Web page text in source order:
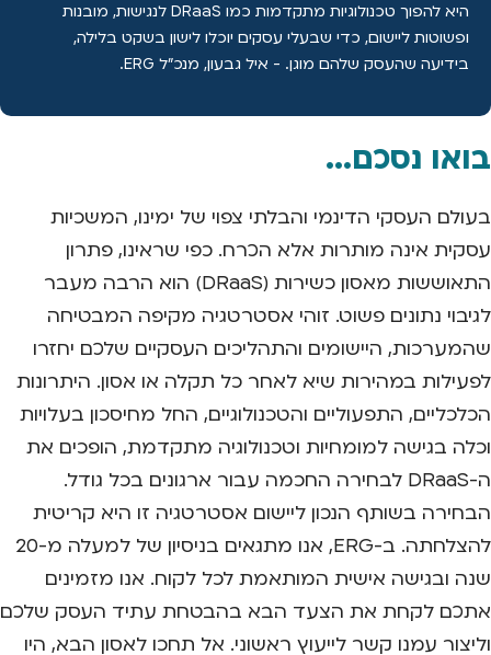
היא להפוך טכנולוגיות מתקדמות כמו DRaaS לנגישות, מובנות
ופשוטות ליישום, כדי שבעלי עסקים יוכלו לישון בשקט בלילה,
בידיעה שהעסק שלהם מוגן. - איל גבעון, מנכ"ל ERG.
בואו נסכם...
בעולם העסקי הדינמי והבלתי צפוי של ימינו, המשכיות
עסקית אינה מותרות אלא הכרח. כפי שראינו, פתרון
התאוששות מאסון כשירות (DRaaS) הוא הרבה מעבר
לגיבוי נתונים פשוט. זוהי אסטרטגיה מקיפה המבטיחה
שהמערכות, היישומים והתהליכים העסקיים שלכם יחזרו
לפעילות במהירות שיא לאחר כל תקלה או אסון. היתרונות
הכלכליים, התפעוליים והטכנולוגיים, החל מחיסכון בעלויות
וכלה בגישה למומחיות וטכנולוגיה מתקדמת, הופכים את
ה-DRaaS לבחירה החכמה עבור ארגונים בכל גודל.
הבחירה בשותף הנכון ליישום אסטרטגיה זו היא קריטית
להצלחתה. ב-ERG, אנו מתגאים בניסיון של למעלה מ-20
שנה ובגישה אישית המותאמת לכל לקוח. אנו מזמינים
אתכם לקחת את הצעד הבא בהבטחת עתיד העסק שלכם
וליצור עמנו קשר לייעוץ ראשוני. אל תחכו לאסון הבא, היו